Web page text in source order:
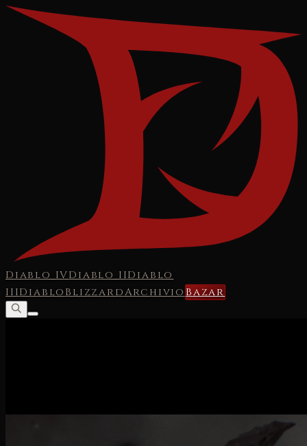
Diablo IVDiablo IIDiablo
IIIDiabloBlizzardArchivioBazar